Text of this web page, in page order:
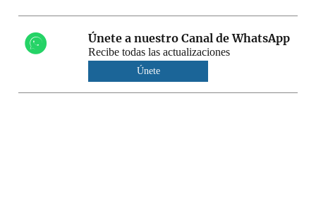
Únete a nuestro Canal de WhatsApp
Recibe todas las actualizaciones
Únete